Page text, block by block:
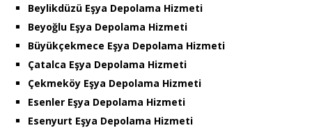
Beylikdüzü Eşya Depolama Hizmeti
Beyoğlu Eşya Depolama Hizmeti
Büyükçekmece Eşya Depolama Hizmeti
Çatalca Eşya Depolama Hizmeti
Çekmeköy Eşya Depolama Hizmeti
Esenler Eşya Depolama Hizmeti
Esenyurt Eşya Depolama Hizmeti